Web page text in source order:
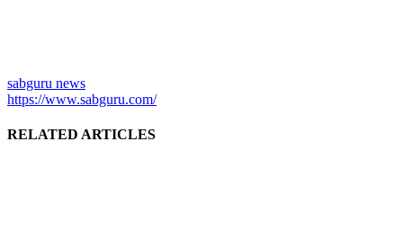
sabguru news
https://www.sabguru.com/
RELATED ARTICLES